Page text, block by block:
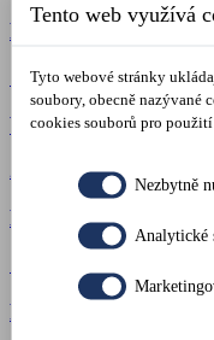
Brána
1700 Kč Detail
Vězení a Novinář -
2300 Kč Detail
Novinář
Pokoj
Tento web využívá
Tyto webové stránky
soubory, obecně nazývané
cookies souborů pro použití
Nezbytně
Analytické